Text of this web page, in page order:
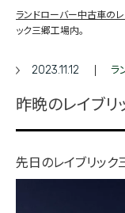
ランドローバー中古車のレ
ック三郷工場内。
2023.11.12 ラ
昨晩のレイブリ
先日のレイブリック